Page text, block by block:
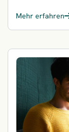
Mehr erfahren
– Digitale